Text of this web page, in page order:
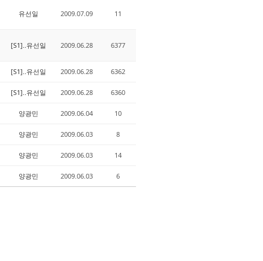
유선일 2009.07.09 11
[S1]..유선일 2009.06.28 6377
[S1]..유선일 2009.06.28 6362
[S1]..유선일 2009.06.28 6360
양광민 2009.06.04 10
양광민 2009.06.03 8
양광민 2009.06.03 14
양광민 2009.06.03 6